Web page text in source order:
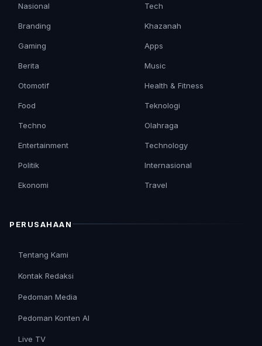
Nasional
Branding
Gaming
Berita
Otomotif
Tech
Khazanah
Apps
Music
Health & Fitness
Food
Techno
Entertainment
Politik
Ekonomi
Teknologi
Olahraga
Technology
Internasional
Travel
PERUSAHAAN
Tentang Kami
Kontak Redaksi
Pedoman Media
Pedoman Konten AI
Live TV